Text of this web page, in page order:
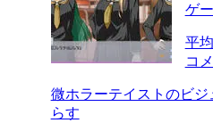
ゲ
平
コ
微ホラーテイストのビ
らす